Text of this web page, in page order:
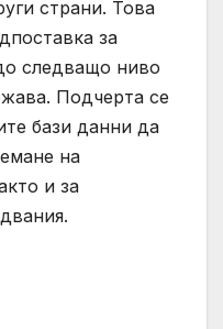
страни. Това
за
следващо ниво
Подчерта се
бази данни да
на
и за